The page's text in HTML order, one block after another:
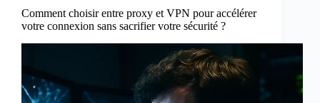
Comment choisir entre proxy et VPN pour accélérer
votre connexion sans sacrifier votre sécurité ?